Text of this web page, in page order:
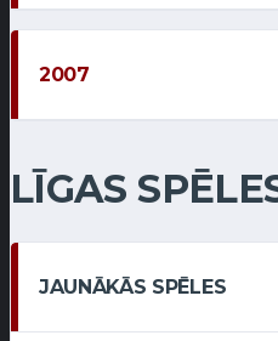
2007
LĪGAS
JAUNĀKĀS SPĒLES